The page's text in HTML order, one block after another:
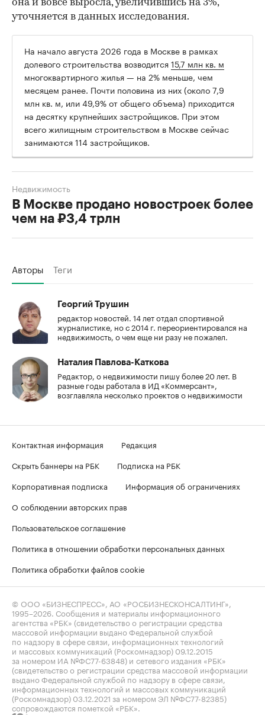
она и вовсе выросла, увеличившись на 3%,
уточняется в данных исследования.
На начало августа 2026 года в Москве в рамках
долевого строительства возводится15,7 млн кв. м
многоквартирного жилья — на 2% меньше, чем
месяцем ранее. Почти половина из них (около 7,9
млн кв. м, или 49,9% от общего объема) приходится
на десятку крупнейших застройщиков. При этом
всего жилищным строительством в Москве сейчас
занимаются 114 застройщиков.
В Москве продано новостроек более
чем на ₽3,4 трлн
Недвижимость
Авторы Теги
Георгий Трушин
редактор новостей. 14 лет отдал спортивной
журналистике, но с 2014 г. переориентировался на
недвижимость, о чем еще ни разу не пожалел.
Наталия Павлова-Каткова
Редактор, о недвижимости пишу более 20 лет. В
разные годы работала в ИД «Коммерсант»,
возглавляла несколько проектов о недвижимости
Контактная информация
Редакция
Скрыть баннеры на РБК
Подписка на РБК
Корпоративная подписка
Информация об ограничениях
О соблюдении авторских прав
Пользовательское соглашение
Политика в отношении обработки персональных данных
Политика обработки файлов cookie
© ООО «БИЗНЕСПРЕСС», АО «РОСБИЗНЕСКОНСАЛТИНГ»,
1995–2026. Сообщения и материалы информационного
агентства «РБК» (свидетельство о регистрации средства
массовой информации выдано Федеральной службой
по надзору в сфере связи, информационных технологий
и массовых коммуникаций (Роскомнадзор) 09.12.2015
за номером ИА №ФС77-63848) и сетевого издания «РБК»
(свидетельство о регистрации средства массовой информации
выдано Федеральной службой по надзору в сфере связи,
информационных технологий и массовых коммуникаций
(Роскомнадзор) 03.12.2021 за номером ЭЛ №ФС77-82385)
сопровождаются пометкой «РБК».